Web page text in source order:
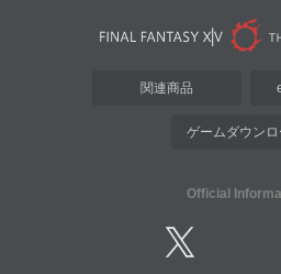
関連商品
ゲームダウンロ
Official